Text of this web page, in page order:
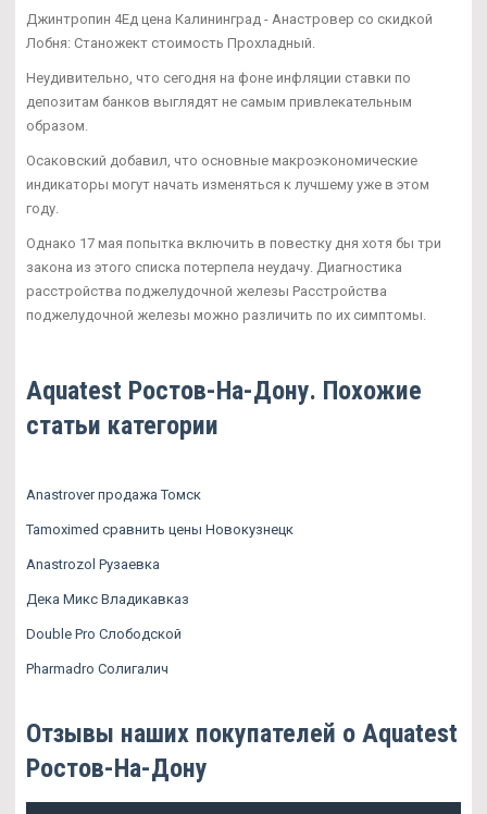
Джинтропин 4Ед цена Калининград - Анастровер со скидкой
Лобня: Станожект стоимость Прохладный.
Неудивительно, что сегодня на фоне инфляции ставки по
депозитам банков выглядят не самым привлекательным
образом.
Осаковский добавил, что основные макроэкономические
индикаторы могут начать изменяться к лучшему уже в этом
году.
Однако 17 мая попытка включить в повестку дня хотя бы три
закона из этого списка потерпела неудачу. Диагностика
расстройства поджелудочной железы Расстройства
поджелудочной железы можно различить по их симптомы.
Aquatest Ростов-На-Дону. Похожие
статьи категории
Anastrover продажа Томск
Tamoximed сравнить цены Новокузнецк
Аnastrozol Рузаевка
Дека Микс Владикавказ
Double Pro Слободской
Pharmadro Солигалич
Отзывы наших покупателей о Aquatest
Ростов-На-Дону